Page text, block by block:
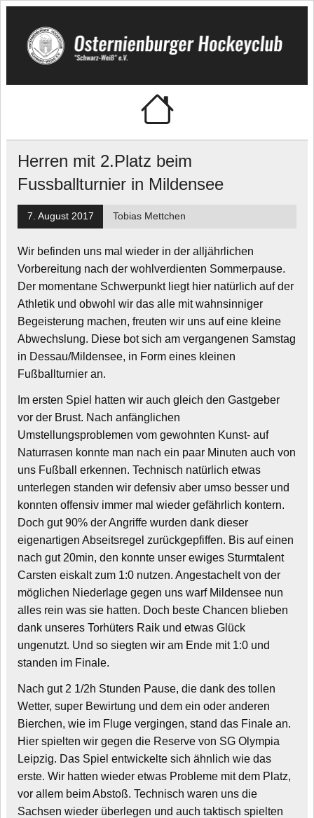
Skip
content
Osternienburger
Hockeyclub
Herren mit 2.Platz beim
Fussballturnier in Mildensee
7. August 2017 Tobias Mettchen
Wir befinden uns mal wieder in der alljährlichen
Vorbereitung nach der wohlverdienten Sommerpause.
Der momentane Schwerpunkt liegt hier natürlich auf der
Athletik und obwohl wir das alle mit wahnsinniger
Begeisterung machen, freuten wir uns auf eine kleine
Abwechslung. Diese bot sich am vergangenen Samstag
in Dessau/Mildensee, in Form eines kleinen
Fußballturnier an.
Im ersten Spiel hatten wir auch gleich den Gastgeber
vor der Brust. Nach anfänglichen
Umstellungsproblemen vom gewohnten Kunst- auf
Naturrasen konnte man nach ein paar Minuten auch von
uns Fußball erkennen. Technisch natürlich etwas
unterlegen standen wir defensiv aber umso besser und
konnten offensiv immer mal wieder gefährlich kontern.
Doch gut 90% der Angriffe wurden dank dieser
eigenartigen Abseitsregel zurückgepfiffen. Bis auf einen
nach gut 20min, den konnte unser ewiges Sturmtalent
Carsten eiskalt zum 1:0 nutzen. Angestachelt von der
möglichen Niederlage gegen uns warf Mildensee nun
alles rein was sie hatten. Doch beste Chancen blieben
dank unseres Torhüters Raik und etwas Glück
ungenutzt. Und so siegten wir am Ende mit 1:0 und
standen im Finale.
Nach gut 2 1/2h Stunden Pause, die dank des tollen
Wetter, super Bewirtung und dem ein oder anderen
Bierchen, wie im Fluge vergingen, stand das Finale an.
Hier spielten wir gegen die Reserve von SG Olympia
Leipzig. Das Spiel entwickelte sich ähnlich wie das
erste. Wir hatten wieder etwas Probleme mit dem Platz,
vor allem beim Abstoß. Technisch waren uns die
Sachsen wieder überlegen und auch taktisch spielten